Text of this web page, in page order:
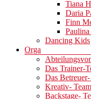
Tiana
Daria
Finn
Dancing Kids
Orga
Das Trainer-
Das
Kreativ- Team
Backstage-